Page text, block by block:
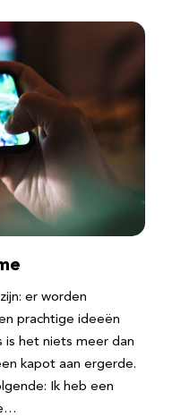
er worden
prachtige ideeën
is het niets meer dan
kapot aan ergerde.
Ik heb een